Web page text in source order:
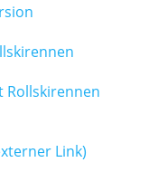
Rollskirennen
Link)